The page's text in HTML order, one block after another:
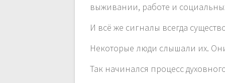
выживании, работе и
И всё же сигналы всегда
Некоторые люди слышали их.
Так начинался процесс